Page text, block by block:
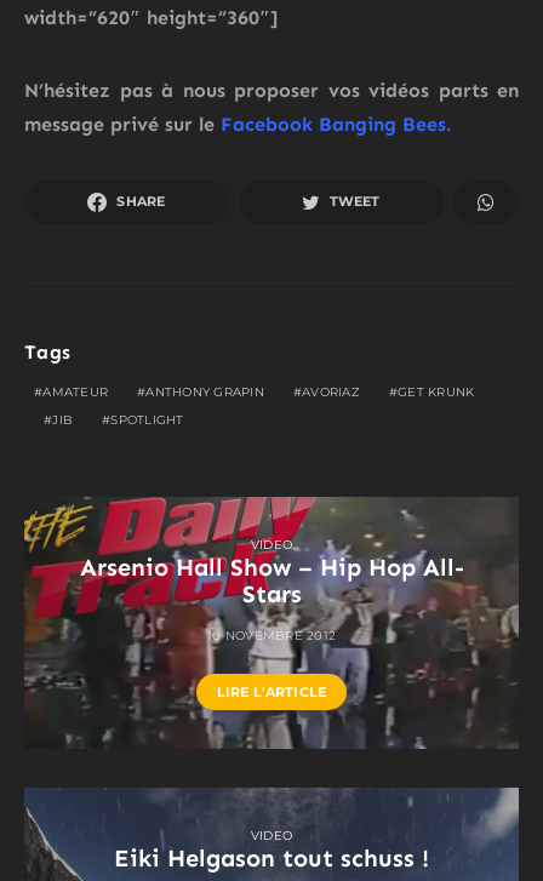
width=”620″ height=”360″]
N’hésitez pas à nous proposer vos vidéos parts en
message privé sur le Facebook Banging Bees.
SHARE TWEET
Tags
AMATEUR ANTHONY GRAPIN AVORIAZ
GET KRUNK
JIB
SPOTLIGHT
VIDEO
Arsenio Hall Show – Hip Hop All-
Stars
10 NOVEMBRE 2012
LIRE L'ARTICLE
VIDEO
Eiki Helgason tout schuss !